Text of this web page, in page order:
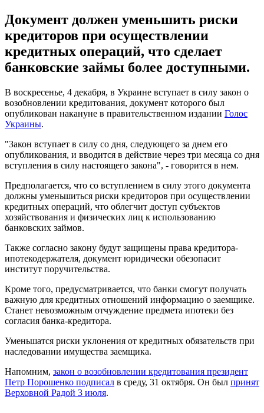
Документ должен уменьшить риски
кредиторов при осуществлении
кредитных операций, что сделает
банковские займы более доступными.
В воскресенье, 4 декабря, в Украине вступает в силу закон о
возобновлении кредитования, документ которого был
опубликован накануне в правительственном издании Голос
Украины.
"Закон вступает в силу со дня, следующего за днем его
опубликования, и вводится в действие через три месяца со дня
вступления в силу настоящего закона", - говорится в нем.
Предполагается, что со вступлением в силу этого документа
должны уменьшиться риски кредиторов при осуществлении
кредитных операций, что облегчит доступ субъектов
хозяйствования и физических лиц к использованию
банковских займов.
Также согласно закону будут защищены права кредитора-
ипотекодержателя, документ юридически обезопасит
институт поручительства.
Кроме того, предусматривается, что банки смогут получать
важную для кредитных отношений информацию о заемщике.
Станет невозможным отчуждение предмета ипотеки без
согласия банка-кредитора.
Уменьшатся риски уклонения от кредитных обязательств при
наследовании имущества заемщика.
Напомним, закон о возобновлении кредитования президент
Петр Порошенко подписал в среду, 31 октября. Он был принят
Верховной Радой 3 июля.